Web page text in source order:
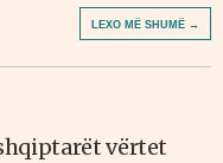
LEXO MË SHUMË →
vërtet